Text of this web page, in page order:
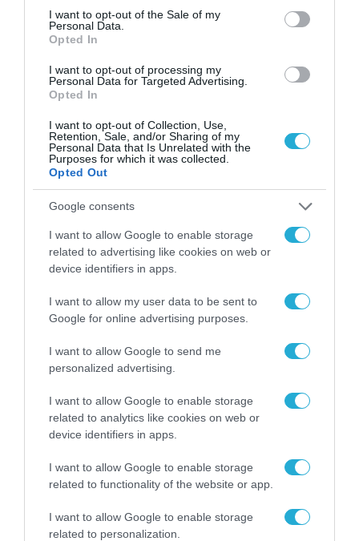
consent section.
I want to opt-out of the Sale of my
Personal Data.
Opted In
I want to opt-out of processing my
Personal Data for Targeted Advertising.
Opted In
I want to opt-out of Collection, Use,
Retention, Sale, and/or Sharing of my
Personal Data that Is Unrelated with the
Purposes for which it was collected.
Opted Out
Google consents
I want to allow Google to enable storage
related to advertising like cookies on web or
device identifiers in apps.
I want to allow my user data to be sent to
Google for online advertising purposes.
I want to allow Google to send me
personalized advertising.
I want to allow Google to enable storage
related to analytics like cookies on web or
device identifiers in apps.
I want to allow Google to enable storage
related to functionality of the website or app.
I want to allow Google to enable storage
related to personalization.
HUAWEI Month! Nέα προϊόντα,
ασυναγώνιστες προσφορές,
εφαρμογές και μοναδικά
προνόμια για όλους τους
καταναλωτές από το AppGallery
της Huawei
23.09.2020